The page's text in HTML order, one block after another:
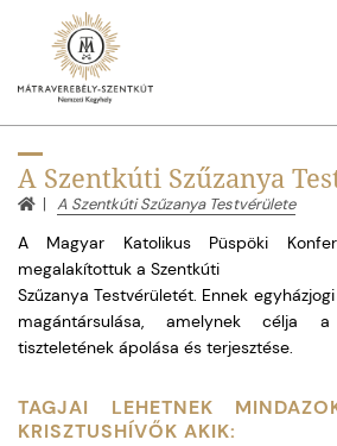
A Szentkúti Szűzanya
A Szentkúti Szűzanya Testvérülete
A Magyar Katolikus Püspöki
megalakítottuk a Szentkúti
Szűzanya Testvérületét. Ennek
magántársulása, amelynek célja a
tiszteletének ápolása és terjesztése.
TAGJAI LEHETNEK
KRISZTUSHÍVŐK AKIK: